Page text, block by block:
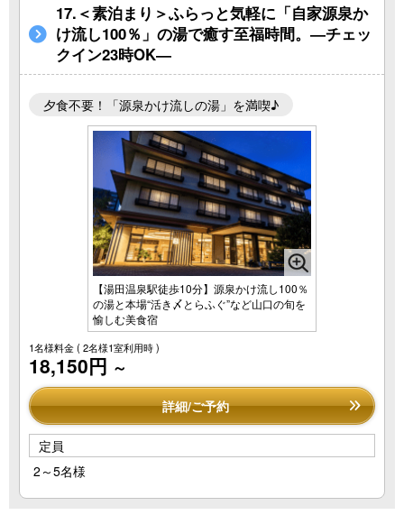
17.＜素泊まり＞ふらっと気軽に「自家源泉か
け流し100％」の湯で癒す至福時間。―チェッ
クイン23時OK―
夕食不要！「源泉かけ流しの湯」を満喫♪
【湯田温泉駅徒歩10分】源泉かけ流し100％
の湯と本場“活き〆とらふぐ”など山口の旬を
愉しむ美食宿
1名様料金( 2名様1室利用時 )
18,150円 ～
詳細/ご予約
定員
2～5名様